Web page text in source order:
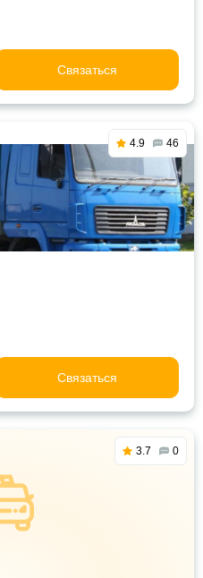
Связаться
4.9 46
Связаться
3.7 0